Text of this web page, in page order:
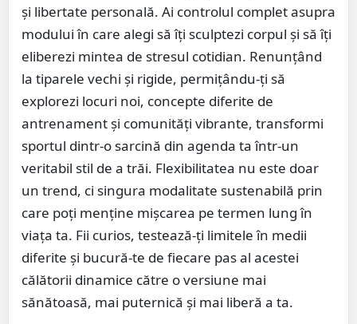
și libertate personală. Ai controlul complet asupra
modului în care alegi să îți sculptezi corpul și să îți
eliberezi mintea de stresul cotidian. Renunțând
la tiparele vechi și rigide, permițându-ți să
explorezi locuri noi, concepte diferite de
antrenament și comunități vibrante, transformi
sportul dintr-o sarcină din agenda ta într-un
veritabil stil de a trăi. Flexibilitatea nu este doar
un trend, ci singura modalitate sustenabilă prin
care poți menține mișcarea pe termen lung în
viața ta. Fii curios, testează-ți limitele în medii
diferite și bucură-te de fiecare pas al acestei
călătorii dinamice către o versiune mai
sănătoasă, mai puternică și mai liberă a ta.